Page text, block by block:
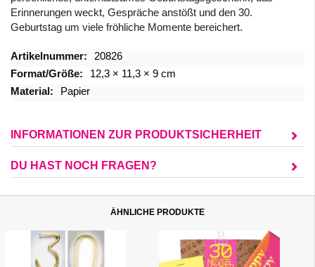
Erinnerungen weckt, Gespräche anstößt und den 30.
Geburtstag um viele fröhliche Momente bereichert.
Mehr
Informationen
20826
12,3 × 11,3 × 9 cm
Papier
INFORMATIONEN ZUR PRODUKTSICHERHEIT
DU HAST NOCH FRAGEN?
ÄHNLICHE PRODUKTE